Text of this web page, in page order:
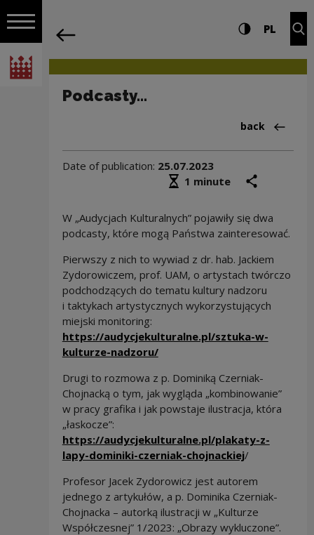
Open navigation
National Centre for Culture Poland
Navigation Settings and search
High contrast
PL
Podcasty...
Back to:News
back
Date of publication: 25.07.2023
Średni czas czytania
1 minute
W „Audycjach Kulturalnych” pojawiły się dwa
podcasty, które mogą Państwa zainteresować.
Pierwszy z nich to wywiad z dr. hab. Jackiem
Zydorowiczem, prof. UAM, o artystach twórczo
podchodzących do tematu kultury nadzoru
i taktykach artystycznych wykorzystujących
miejski monitoring:
https://audycjekulturalne.pl/sztuka-w-
kulturze-nadzoru/Note, the link will open in a
Drugi to rozmowa z p. Dominiką Czerniak-
Chojnacką o tym, jak wygląda „kombinowanie”
w pracy grafika i jak powstaje ilustracja, która
„łaskocze”:
https://audycjekulturalne.pl/plakaty-z-
lapy-dominiki-czerniak-chojnackiejNote, the
/
Profesor Jacek Zydorowicz jest autorem
jednego z artykułów, a p. Dominika Czerniak-
Chojnacka – autorką ilustracji w „Kulturze
Współczesnej” 1/2023: „Obrazy wykluczone”.